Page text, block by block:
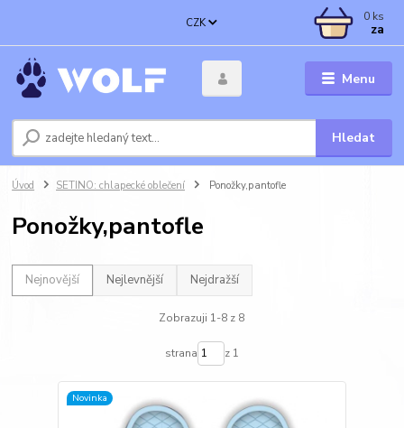
Menu
CZK
Hledat
0 ks
za
Úvod SETINO: chlapecké oblečení Ponožky,pantofle
Ponožky,pantofle
Nejnovější Nejlevnější Nejdražší
Zobrazuji 1-8 z 8
strana z 1
Novinka